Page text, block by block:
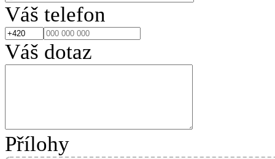
Váš telefon
Váš dotaz
Přílohy